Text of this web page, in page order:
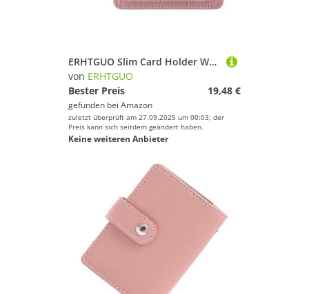
ERHTGUO Slim Card Holder Wallet Women Coin Cards Cover Purse PU Leather Bank Credit Bags Vintage Short Female Multi-Card(Pink)
von ERHTGUO
Bester Preis
19,48 €
gefunden bei Amazon
zuletzt überprüft am 27.09.2025 um 00:03; der
Preis kann sich seitdem geändert haben.
Keine weiteren Anbieter